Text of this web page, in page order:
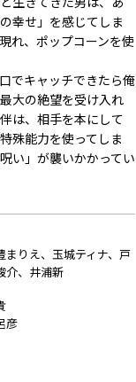
幸せ」を感じてしま
れ、ポップコーンを使
でキャッチできたら俺
大の絶望を受け入れ
は、相手を本にして
殊能力を使ってしま
い」が襲いかかってい
まりえ、玉城ティナ、戸
介、井浦新
彦